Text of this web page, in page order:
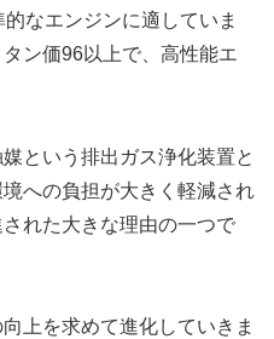
なエンジンに適していま
ン価96以上で、高性能エ
という排出ガス浄化装置と
への負担が大きく軽減され
れた大きな理由の一つで
上を求めて進化していきま